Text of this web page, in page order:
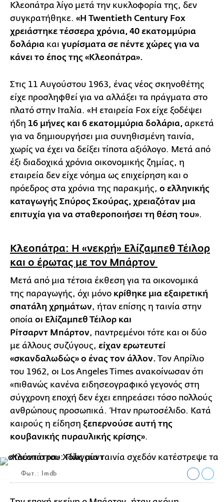
Κλεοπάτρα λίγο μετά την κυκλοφορία της, δεν
συγκρατήθηκε. «Η Twentieth Century Fox
χρειάστηκε τέσσερα χρόνια, 40 εκατομμύρια
δολάρια και γυρίσματα σε πέντε χώρες για να
κάνει το έπος της «Κλεοπάτρα».
Στις 11 Αυγούστου 1963, ένας νέος σκηνοθέτης
είχε προσληφθεί για να αλλάξει τα πράγματα στο
πλατό στην Ιταλία. «Η εταιρεία Fox είχε ξοδέψει
ήδη 16 μήνες και 6 εκατομμύρια δολάρια, αρκετά
για να δημιουργήσει μια συνηθισμένη ταινία,
χωρίς να έχει να δείξει τίποτα αξιόλογο. Μετά από
έξι διαδοχικά χρόνια οικονομικής ζημίας, η
εταιρεία δεν είχε νόημα ως επιχείρηση και ο
πρόεδρος στα χρόνια της παρακμής, ο ελληνικής
καταγωγής Σπύρος Σκούρας, χρειαζόταν μια
επιτυχία για να σταθεροποιήσει τη θέση του».
Κλεοπάτρα: Η «νεκρή» Ελίζαμπεθ Τέιλορ
και ο έρωτας με τον Μπάρτον
Μετά από μια τέτοια έκθεση για τα οικονομικά
της παραγωγής, όχι μόνο κρίθηκε μια εξαιρετική
σπατάλη χρημάτων, ήταν επίσης η ταινία στην
οποία οι Ελίζαμπεθ Τέιλορ και
Ρίτσαρντ Μπάρτον, παντρεμένοι τότε και οι δύο
με άλλους συζύγους, είχαν ερωτευτεί
«σκανδαλωδώς» ο ένας τον άλλον. Τον Απρίλιο
του 1962, οι Los Angeles Times ανακοίνωσαν ότι
«πιθανώς κανένα ειδησεογραφικό γεγονός στη
σύγχρονη εποχή δεν έχει επηρεάσει τόσο πολλούς
ανθρώπους προσωπικά. Ήταν πρωτοσέλιδο. Κατά
καιρούς η είδηση ξεπερνούσε αυτή της
κουβανικής πυραυλικής κρίσης».
Φωτ.: Imdb